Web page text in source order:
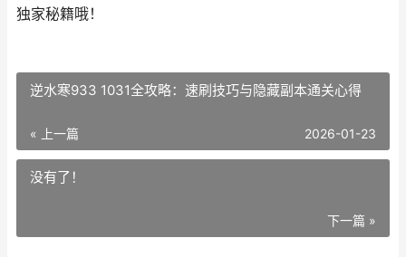
独家秘籍哦！
逆水寒933 1031全攻略：速刷技巧与隐藏副本通关心得
« 上一篇 2026-01-23
没有了！
下一篇 »